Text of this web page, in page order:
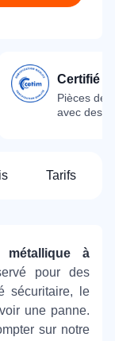
Certifié
Pièces
avec des
Tarifs
métallique à
pour des
sécuritaire, le
une panne.
sur notre